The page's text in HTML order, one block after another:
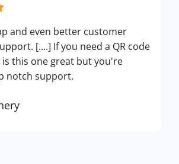
and even better customer
[....] If you need a QR code
this one great but you're
notch support.